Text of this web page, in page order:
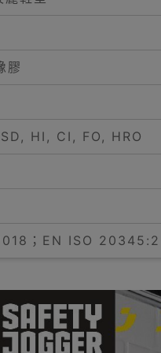
膠
HI, CI, FO, HRO
；EN ISO